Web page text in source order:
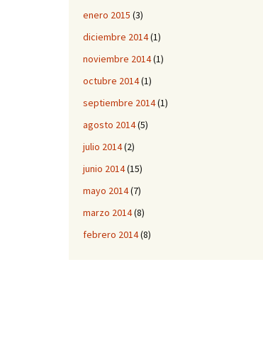
enero 2015 (3)
diciembre 2014(1)
noviembre 2014(1)
octubre 2014(1)
septiembre 2014(1)
agosto 2014(5)
julio 2014(2)
junio 2014(15)
mayo 2014(7)
marzo 2014(8)
febrero 2014(8)